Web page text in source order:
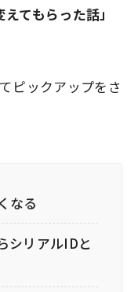
てもらった話」
ピックアップをさ
なる
シリアルIDと